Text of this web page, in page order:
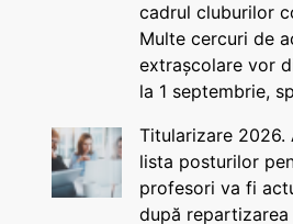
cadrul cluburilor
Multe cercuri de
extrașcolare vor
la 1 septembrie,
Titularizare 2026.
lista posturilor
profesori va fi
după repartizarea